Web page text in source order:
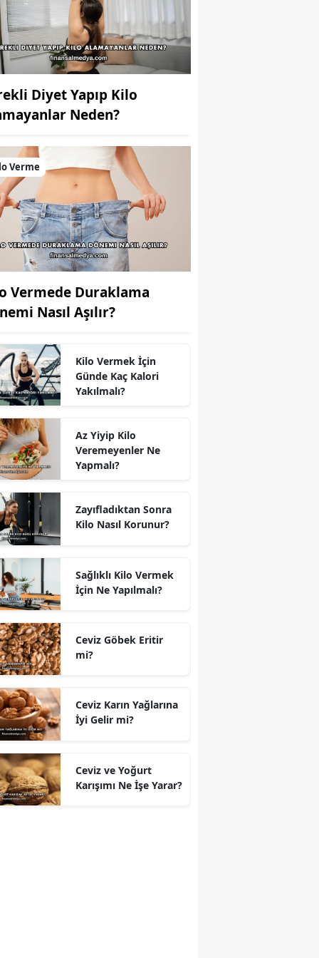
Diyet Yapıp Kilo
Neden?
Verme
Vermede Duraklama
Nasıl Aşılır?
Kilo Vermek İçin
Günde Kaç Kalori
Yakılmalı?
Az Yiyip Kilo
Veremeyenler Ne
Yapmalı?
Zayıfladıktan Sonra
Kilo Nasıl Korunur?
Sağlıklı Kilo Vermek
İçin Ne Yapılmalı?
Ceviz Göbek Eritir
mi?
Ceviz Karın Yağlarına
İyi Gelir mi?
Ceviz ve Yoğurt
Karışımı Ne İşe Yarar?